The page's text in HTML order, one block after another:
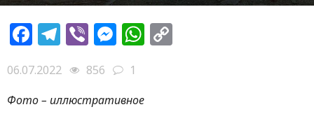
Facebook
Telegram
ViberMessenger
WhatsApp
06.07.2022 856
1
Фото – иллюстративное